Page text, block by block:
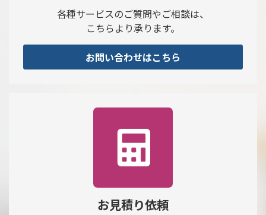
各種サービスのご質問やご相談は、
こちらより承ります。
お問い合わせはこちら
お見積り依頼